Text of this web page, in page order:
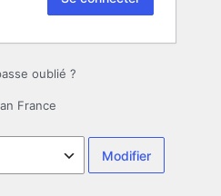
oublié ?
France